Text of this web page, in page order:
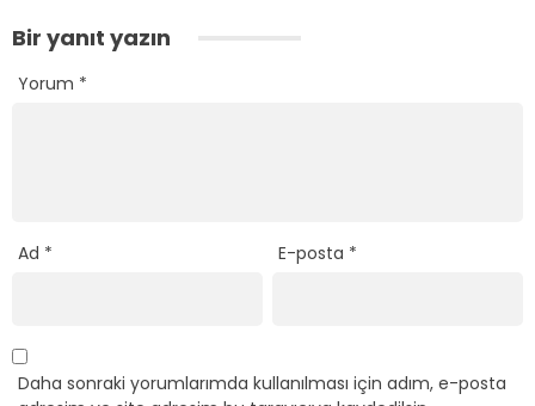
Bir yanıt yazın
Yorum *
Ad * E-posta *
Daha sonraki yorumlarımda kullanılması için adım, e-posta